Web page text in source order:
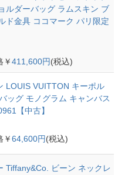
ルダーバッグ ラムスキン ブ
ド金具 ココマーク パリ限定
￥411,600円(税込)
LOUIS VUITTON キーポル
ッグ モノグラム キャンバス
【中古】
￥64,600円(税込)
Tiffany&Co. ビーン ネックレ